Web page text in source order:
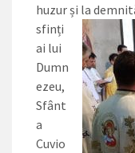
huzur și la
sfinți
ai lui
Dumn
ezeu,
Sfânt
a
Cuvio